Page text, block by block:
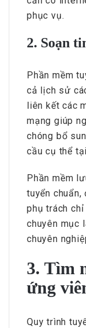
phục vụ.
2. Soạn
Phần mềm
cả lịch sử
liên kết các
mạng giúp
chóng bổ
cầu cụ thể
Phần mềm
tuyển
phụ trách
chuyên mục
chuyên
3. Tìm
ứng
Quy trình